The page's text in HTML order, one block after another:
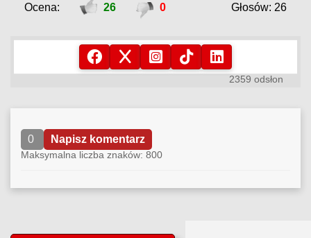
Ocena: 26 0 Głosów: 26
2359 odsłon
0 Napisz komentarz
Maksymalna liczba znaków: 800